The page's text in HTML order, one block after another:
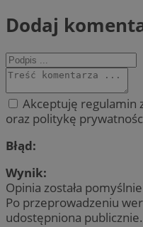
Dodaj
Akceptuję regulamin
oraz politykę
Błąd:
Wynik:
Opinia została
Po przeprowadzeniu
udostępniona publicznie.